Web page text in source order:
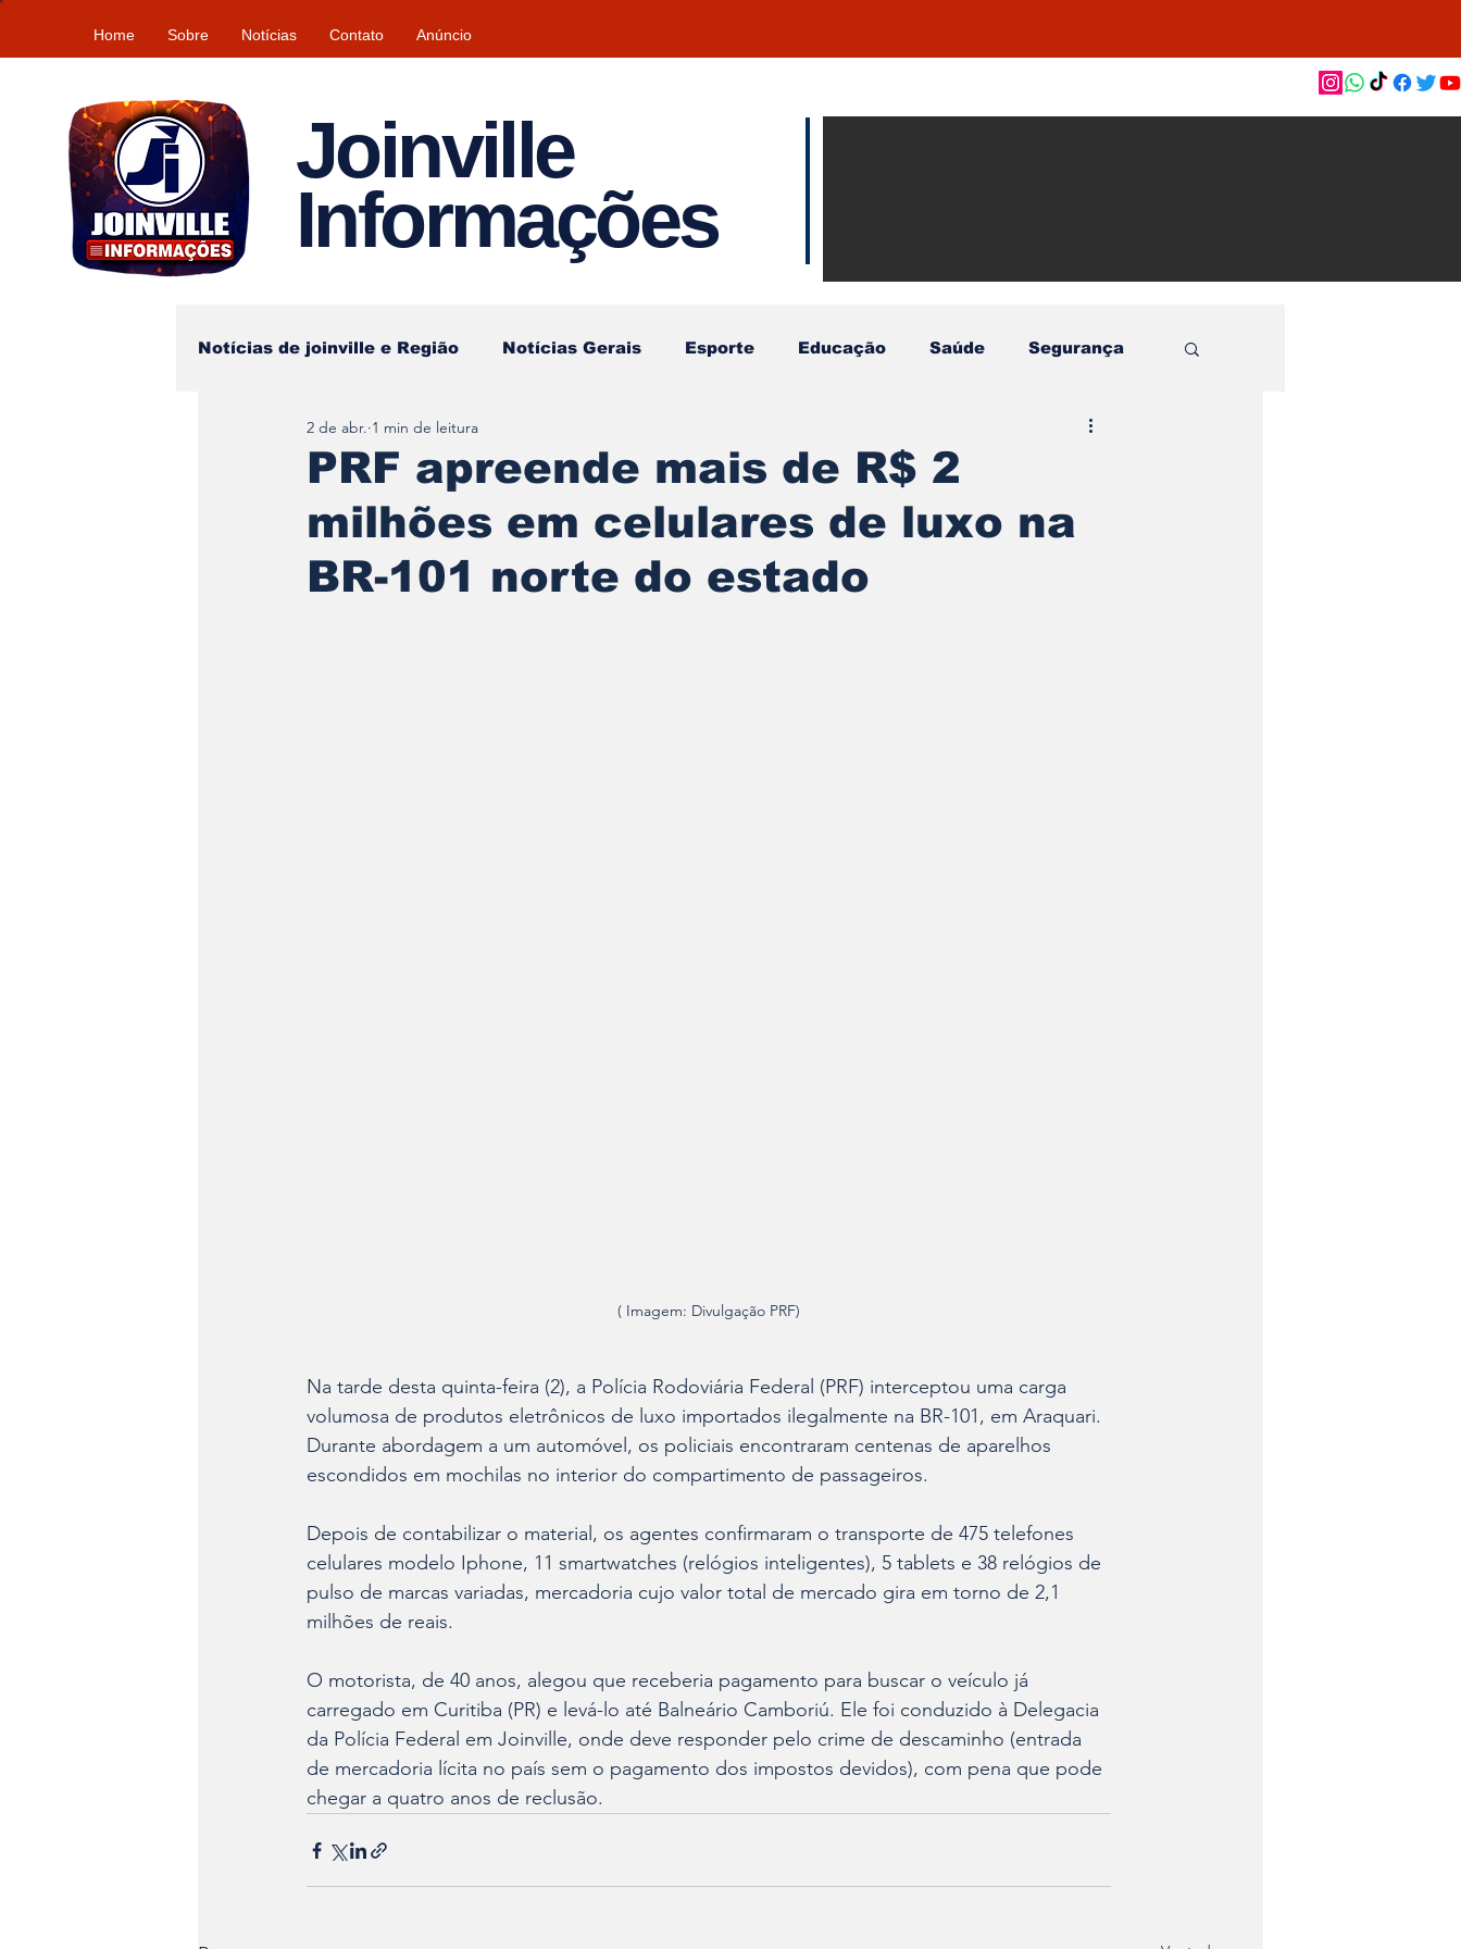
Home Sobre Notícias Contato Anúncio
Joinville
Informações
Notícias de joinville e Região Notícias Gerais Esporte Educação Saúde Segurança
Tempo\clima
PRF apreende mais de R$ 2
milhões em celulares de luxo na
BR-101 norte do estado
2 de abr. 1 min de leitura
( Imagem: Divulgação PRF)
Na tarde desta quinta-feira (2), a Polícia Rodoviária Federal (PRF) interceptou uma carga
volumosa de produtos eletrônicos de luxo importados ilegalmente na BR-101, em Araquari.
Durante abordagem a um automóvel, os policiais encontraram centenas de aparelhos
escondidos em mochilas no interior do compartimento de passageiros.
Depois de contabilizar o material, os agentes confirmaram o transporte de 475 telefones
celulares modelo Iphone, 11 smartwatches (relógios inteligentes), 5 tablets e 38 relógios de
pulso de marcas variadas, mercadoria cujo valor total de mercado gira em torno de 2,1
milhões de reais.
O motorista, de 40 anos, alegou que receberia pagamento para buscar o veículo já
carregado em Curitiba (PR) e levá-lo até Balneário Camboriú. Ele foi conduzido à Delegacia
da Polícia Federal em Joinville, onde deve responder pelo crime de descaminho (entrada
de mercadoria lícita no país sem o pagamento dos impostos devidos), com pena que pode
chegar a quatro anos de reclusão.